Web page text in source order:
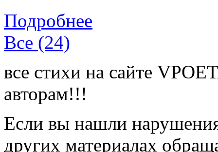
Подробнее
Все (24)
все стихи на сайте
авторам!!!
Если вы нашли
других материалах